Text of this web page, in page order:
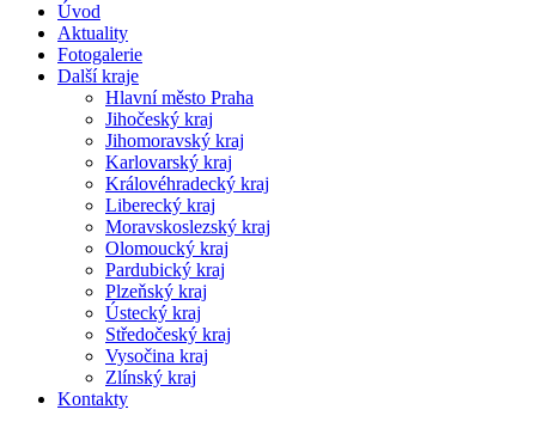
Úvod
Aktuality
Fotogalerie
Další kraje
Hlavní město Praha
Jihočeský kraj
Jihomoravský kraj
Karlovarský kraj
Královéhradecký kraj
Liberecký kraj
Moravskoslezský kraj
Olomoucký kraj
Pardubický kraj
Plzeňský kraj
Ústecký kraj
Středočeský kraj
Vysočina kraj
Zlínský kraj
Kontakty